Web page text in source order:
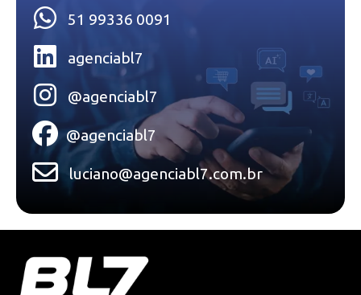
51 99336 0091
agenciabl7
@agenciabl7
@agenciabl7
luciano@agenciabl7.com.br